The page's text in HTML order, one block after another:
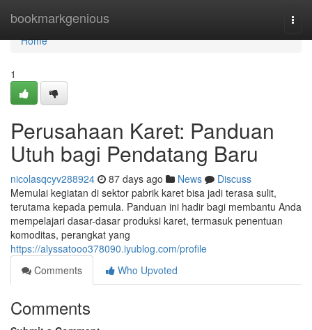
bookmarkgenious
Home
Home
1
Perusahaan Karet: Panduan
Utuh bagi Pendatang Baru
nicolasqcyv288924 87 days ago News
Discuss
Memulai kegiatan di sektor pabrik karet bisa jadi terasa sulit,
terutama kepada pemula. Panduan ini hadir bagi membantu Anda
mempelajari dasar-dasar produksi karet, termasuk penentuan
komoditas, perangkat yang
https://alyssatooo378090.iyublog.com/profile
Comments
Who Upvoted
Comments